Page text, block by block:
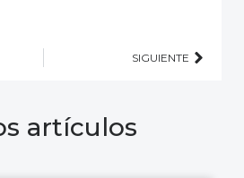
SIGUIENTE
artículos